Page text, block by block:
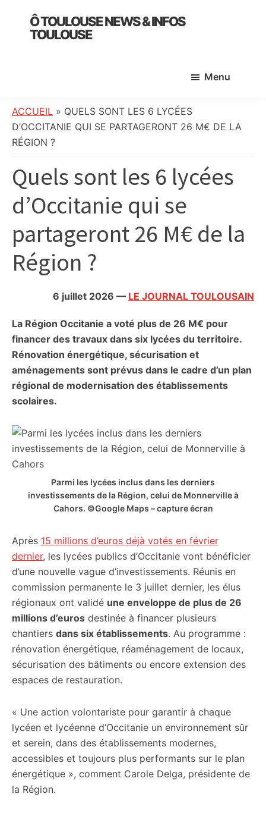
primary
Ô TOULOUSE NEWS & INFOS
TOULOUSE
:
info
locale,
culture,
politique,
météo,
divers
et
initiatives
Menu
ACCUEIL » QUELS SONT LES 6 LYCÉES
D’OCCITANIE QUI SE PARTAGERONT 26 M€ DE LA
RÉGION ?
Quels sont les 6 lycées
d’Occitanie qui se
partageront 26 M€ de la
Région ?
6 juillet 2026 — LE JOURNAL TOULOUSAIN
La Région Occitanie a voté plus de 26 M€ pour
financer des travaux dans six lycées du territoire.
Rénovation énergétique, sécurisation et
aménagements sont prévus dans le cadre d’un plan
régional de modernisation des établissements
scolaires.
Parmi les lycées inclus dans les derniers
investissements de la Région, celui de Monnerville à
Cahors. ©Google Maps – capture écran
Après 15 millions d’euros déjà votés en février
dernier, les lycées publics d’Occitanie vont bénéficier
d’une nouvelle vague d’investissements. Réunis en
commission permanente le 3 juillet dernier, les élus
régionaux ont validé une enveloppe de plus de 26
millions d’euros destinée à financer plusieurs
chantiers dans six établissements. Au programme :
rénovation énergétique, réaménagement de locaux,
sécurisation des bâtiments ou encore extension des
espaces de restauration.
« Une action volontariste pour garantir à chaque
lycéen et lycéenne d’Occitanie un environnement sûr
et serein, dans des établissements modernes,
accessibles et toujours plus performants sur le plan
énergétique », comment Carole Delga, présidente de
la Région.